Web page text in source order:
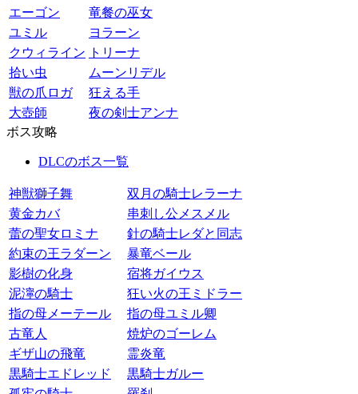
エーゴン
竜餐の巫女
ユミル
ヨラーン
クウィライン
トリーナ
拾い虫
ムーンリデル
獣の爪ロガ
狂える手
大壺師
夜の剣士アンナ
ボス攻略
DLCのボス一覧
神獣獅子舞
双月の騎士レラーナ
黄金カバ
串刺し公メスメル
蕾の聖女ロミナ
針の騎士レダと同志
約束の王ラダーン
暴竜ベール
影樹の化身
宿将ガイウス
泥濘の騎士
狂い火の王ミドラー
指の母メーテール
指の母ユミル卿
古竜人
焼炉のゴーレム
ギザ山の飛竜
霊炎竜
黒騎士エドレッド
黒騎士ガルー